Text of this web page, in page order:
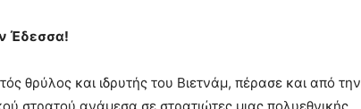
Έδεσσα!
θρύλος και ιδρυτής του Βιετνάμ, πέρασε και από την